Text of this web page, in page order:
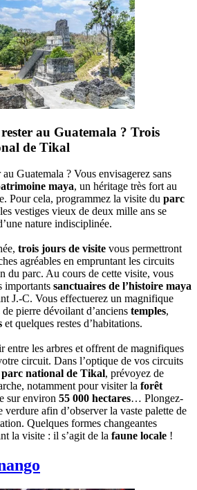
au Guatemala ? Trois
de Tikal
Guatemala ? Vous envisagerez sans
maya, un héritage très fort au
Pour cela, programmez la visite du parc
vestiges vieux de deux mille ans se
nature indisciplinée.
trois jours de visite vous permettront
agréables en empruntant les circuits
du parc. Au cours de cette visite, vous
importants sanctuaires de l’histoire maya
J.-C. Vous effectuerez un magnifique
pierre dévoilant d’anciens temples,
et quelques restes d’habitations.
entre les arbres et offrent de magnifiques
circuit. Dans l’optique de vos circuits
parc national de Tikal, prévoyez de
notamment pour visiter la forêt
sur environ 55 000 hectares… Plongez-
verdure afin d’observer la vaste palette de
Quelques formes changeantes
la visite : il s’agit de la faune locale !